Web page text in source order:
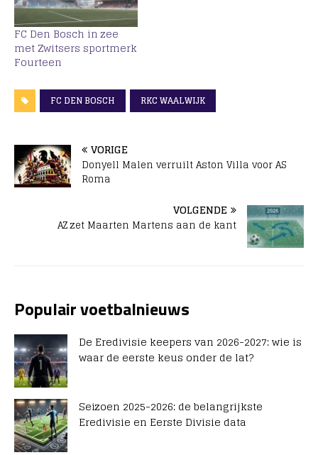
FC Den Bosch in zee
met Zwitsers sportmerk
Fourteen
FC DEN BOSCH RKC WAALWIJK
VORIGE
Donyell Malen verruilt Aston Villa voor AS
Roma
VOLGENDE
AZ zet Maarten Martens aan de kant
Populair voetbalnieuws
De Eredivisie keepers van 2026-2027: wie is
waar de eerste keus onder de lat?
Seizoen 2025-2026: de belangrijkste
Eredivisie en Eerste Divisie data